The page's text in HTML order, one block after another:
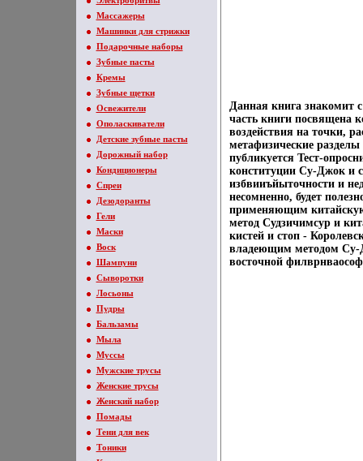
Массажеры
Машинки для стрижки
Подарочные наборы
Зубные пасты
Кремы
Зубные щетки
Освежители
Ополаскиватели
Детские зубные пасты
Дорожный набор
Кондиционеры
Спреи
Дезодоранты
Гели
Маски
Воск
Шампуни
Сыворотки
Лосьоны
Пудры
Бальзамы
Мыла
Муссы
Мужские трусы
Женские трусы
Женский набор
Помады
Тени для век
Тоники
Данная книга знакомит
часть книги посвящена
воздействия на точки,
метафизические
публикуется Тест-
конституции Су-Джок и
избвииъйыточности и
несомненно, будет
применяющим
метод Судзичимсур и
кистей и стоп -
владеющим методом Су-
восточной